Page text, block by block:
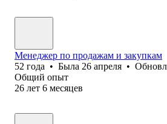
Менеджер по продажам и закупкам
52 года • Была 26 апреля •
Общий опыт
26 лет 6 месяцев